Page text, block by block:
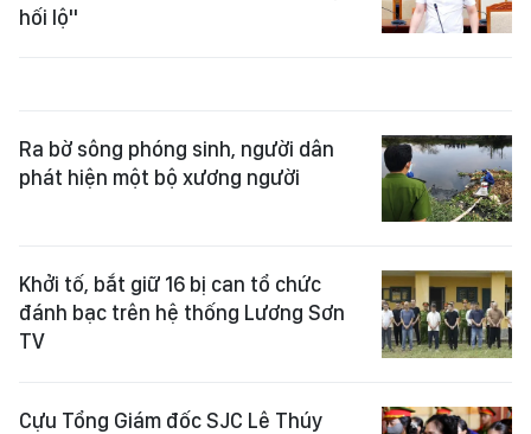
hối lộ"
Ra bờ sông phóng sinh, người dân
phát hiện một bộ xương người
Khởi tố, bắt giữ 16 bị can tổ chức
đánh bạc trên hệ thống Lương Sơn
TV
Cựu Tổng Giám đốc SJC Lê Thúy